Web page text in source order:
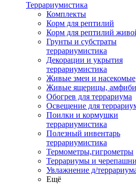
Террариумистика
Комплекты
Корм для рептилий
Корм для рептилий
Грунты и субстраты
террариумистика
Декорации и укрытия
террариумистика
Живые змеи и насекомые
Живые ящерицы,
Обогрев для террариума
Освещение для
Поилки и кормушки
террариумистика
Полезный инвентарь
террариумистика
Термометры,гигрометры
Террариумы и
Увлажнение д/
Ещё